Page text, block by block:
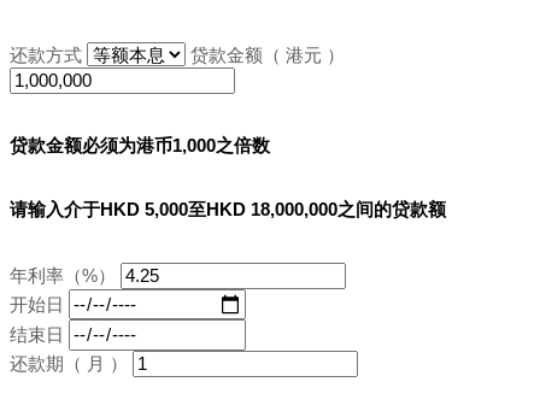
还款方式 贷款金额（ 港元 ）
贷款金额必须为港币1,000之倍数
请输入介于HKD 5,000至HKD 18,000,000之间的贷款额
年利率（%）
开始日
结束日
还款期（ 月 ）